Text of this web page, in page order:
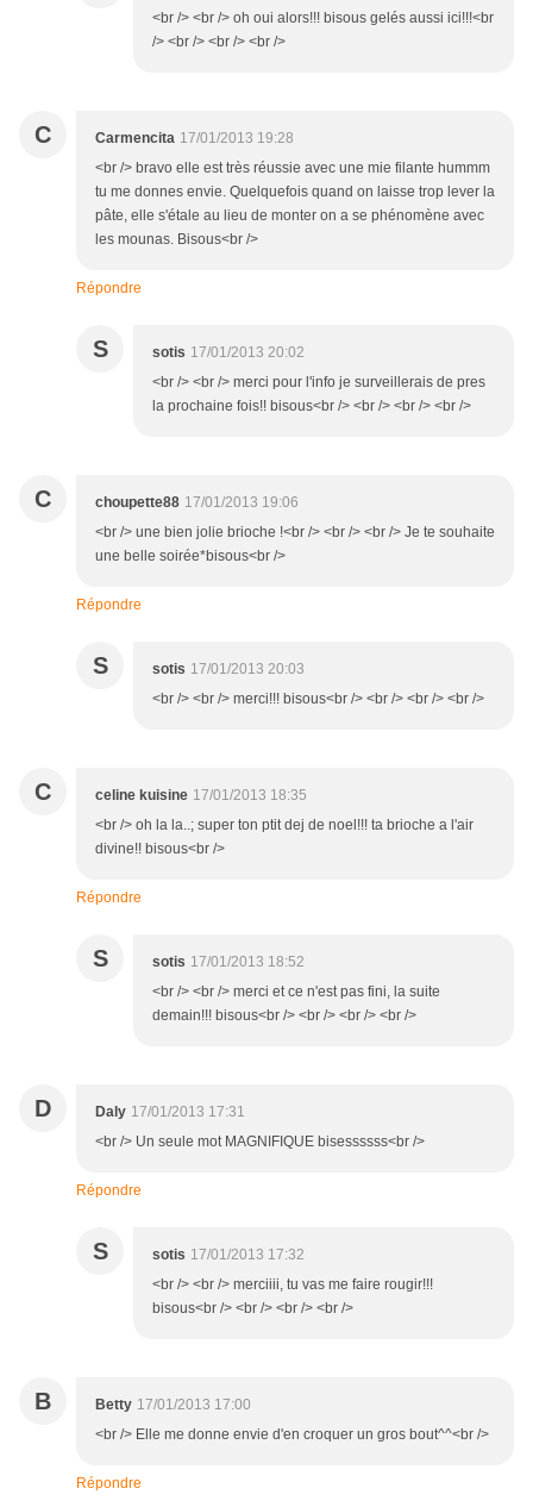
<br /> <br /> oh oui alors!!! bisous gelés aussi ici!!!<br
/> <br /> <br /> <br />
C Carmencita 17/01/2013 19:28
<br /> bravo elle est très réussie avec une mie filante hummm
tu me donnes envie. Quelquefois quand on laisse trop lever la
pâte, elle s'étale au lieu de monter on a se phénomène avec
les mounas. Bisous<br />
Répondre
S sotis 17/01/2013 20:02
<br /> <br /> merci pour l'info je surveillerais de pres
la prochaine fois!! bisous<br /> <br /> <br /> <br />
C choupette88 17/01/2013 19:06
<br /> une bien jolie brioche !<br /> <br /> <br /> Je te souhaite
une belle soirée*bisous<br />
Répondre
S sotis 17/01/2013 20:03
<br /> <br /> merci!!! bisous<br /> <br /> <br /> <br />
C celine kuisine 17/01/2013 18:35
<br /> oh la la..; super ton ptit dej de noel!!! ta brioche a l'air
divine!! bisous<br />
Répondre
S sotis 17/01/2013 18:52
<br /> <br /> merci et ce n'est pas fini, la suite
demain!!! bisous<br /> <br /> <br /> <br />
D Daly 17/01/2013 17:31
<br /> Un seule mot MAGNIFIQUE bisessssss<br />
Répondre
S sotis 17/01/2013 17:32
<br /> <br /> merciiii, tu vas me faire rougir!!!
bisous<br /> <br /> <br /> <br />
B Betty 17/01/2013 17:00
<br /> Elle me donne envie d'en croquer un gros bout^^<br />
Répondre